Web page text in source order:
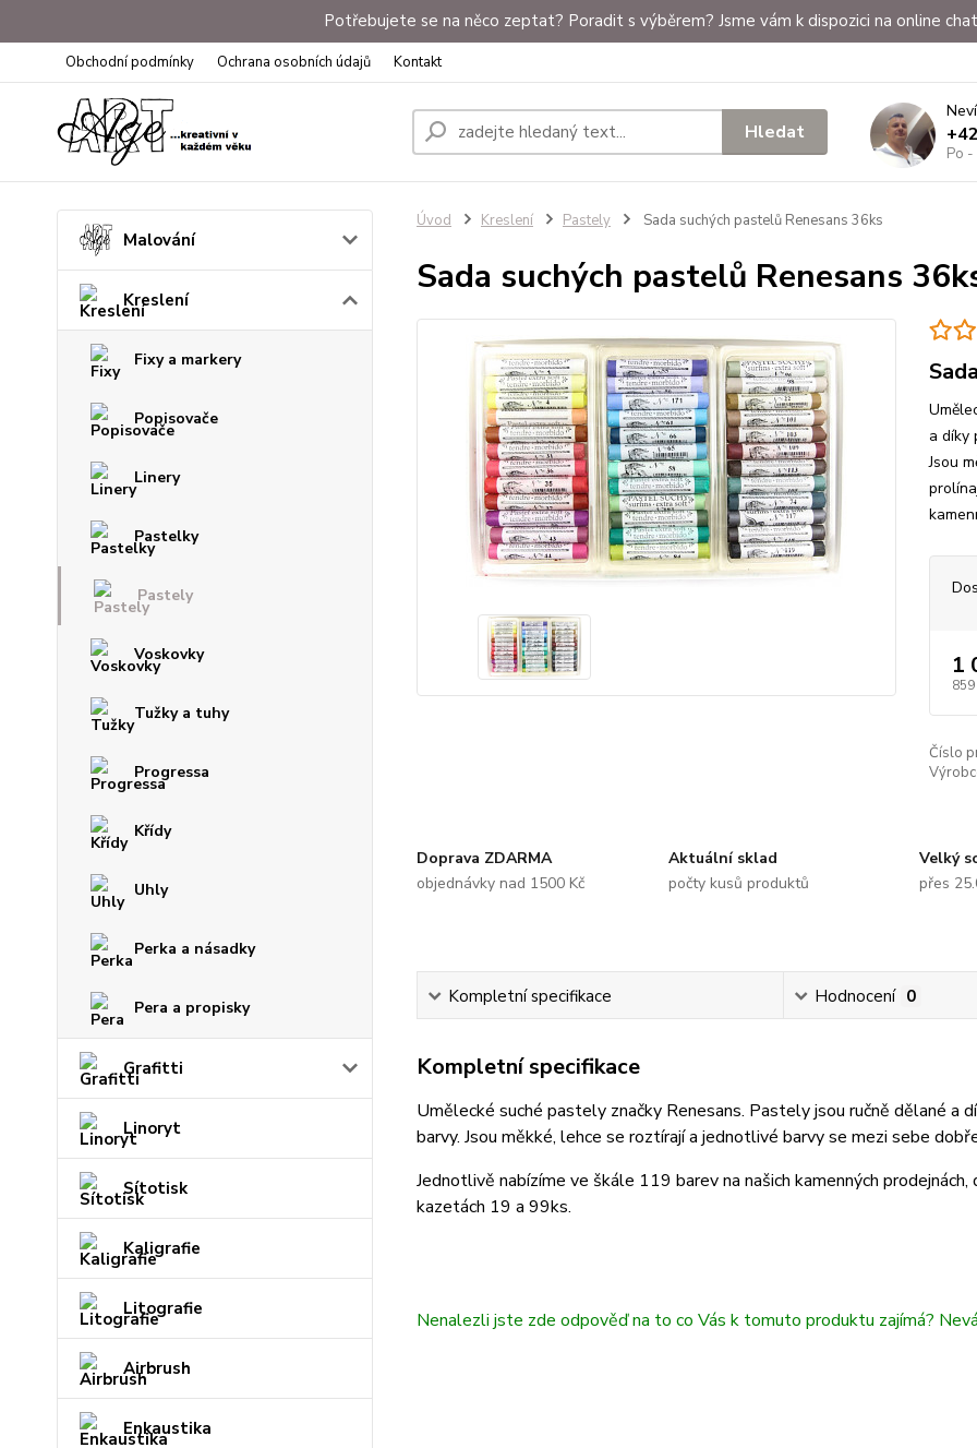
Potřebujete se na něco zeptat? Poradit s výběrem? Jsme vám k dispozici na online
Obchodní podmínky Ochrana osobních údajů Kontakt
Hledat
Po
Malování
Kreslení
Fixy a markery
Popisovače
Linery
Pastelky
Pastely
Voskovky
Tužky a tuhy
Progressa
Křídy
Uhly
Perka a násadky
Pera a propisky
Grafitti
Linoryt
Sítotisk
Kaligrafie
Litografie
Airbrush
Enkaustika
Úvod Kreslení Pastely Sada suchých pastelů Renesans 36ks
Sada suchých pastelů Renesans
a díky
Jsou
1
859
Číslo
Doprava ZDARMA
objednávky nad 1500 Kč
Aktuální sklad
počty kusů produktů
Velký
přes
Kompletní specifikace Hodnocení 0
Kompletní specifikace
Umělecké suché pastely značky Renesans. Pastely jsou ručně dělané
barvy. Jsou měkké, lehce se roztírají a jednotlivé barvy se mezi sebe
Jednotlivě nabízíme ve škále 119 barev na našich kamenných
kazetách 19 a 99ks.
Nenalezli jste zde odpověď na to co Vás k tomuto produktu zajímá?